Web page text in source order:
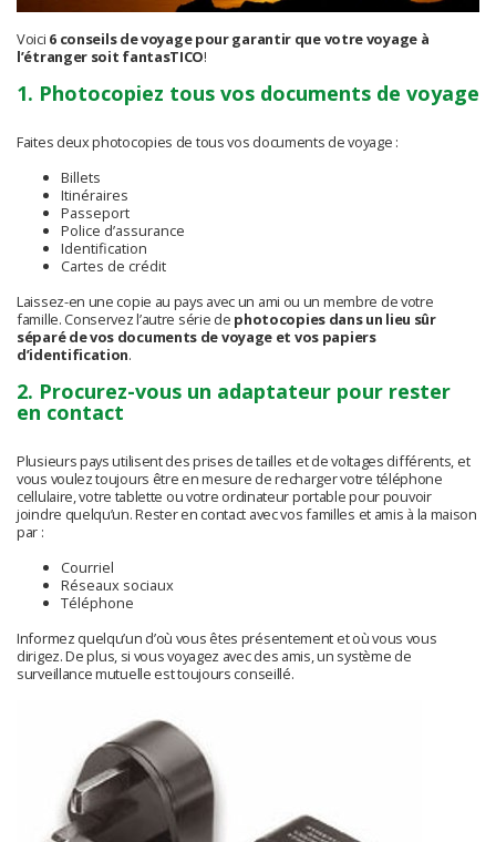
Voici 6 conseils de voyage pour garantir que votre voyage à
l’étranger soit fantasTICO!
1. Photocopiez tous vos documents de voyage
Faites deux photocopies de tous vos documents de voyage :
Billets
Itinéraires
Passeport
Police d’assurance
Identification
Cartes de crédit
Laissez-en une copie au pays avec un ami ou un membre de votre
famille. Conservez l’autre série de photocopies dans un lieu sûr
séparé de vos documents de voyage et vos papiers
d’identification.
2. Procurez-vous un adaptateur pour rester
en contact
Plusieurs pays utilisent des prises de tailles et de voltages différents, et
vous voulez toujours être en mesure de recharger votre téléphone
cellulaire, votre tablette ou votre ordinateur portable pour pouvoir
joindre quelqu’un. Rester en contact avec vos familles et amis à la maison
par :
Courriel
Réseaux sociaux
Téléphone
Informez quelqu’un d’où vous êtes présentement et où vous vous
dirigez. De plus, si vous voyagez avec des amis, un système de
surveillance mutuelle est toujours conseillé.